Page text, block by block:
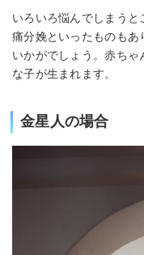
いろいろ悩んでしまう
痛分娩といったものもあ
いかがでしょう。赤ち
な子が生まれます。
金星人の場合